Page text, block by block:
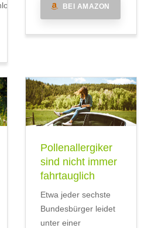
BEI AMAZON
Pollenallergiker
sind nicht immer
fahrtauglich
Etwa jeder sechste
Bundesbürger leidet
unter einer